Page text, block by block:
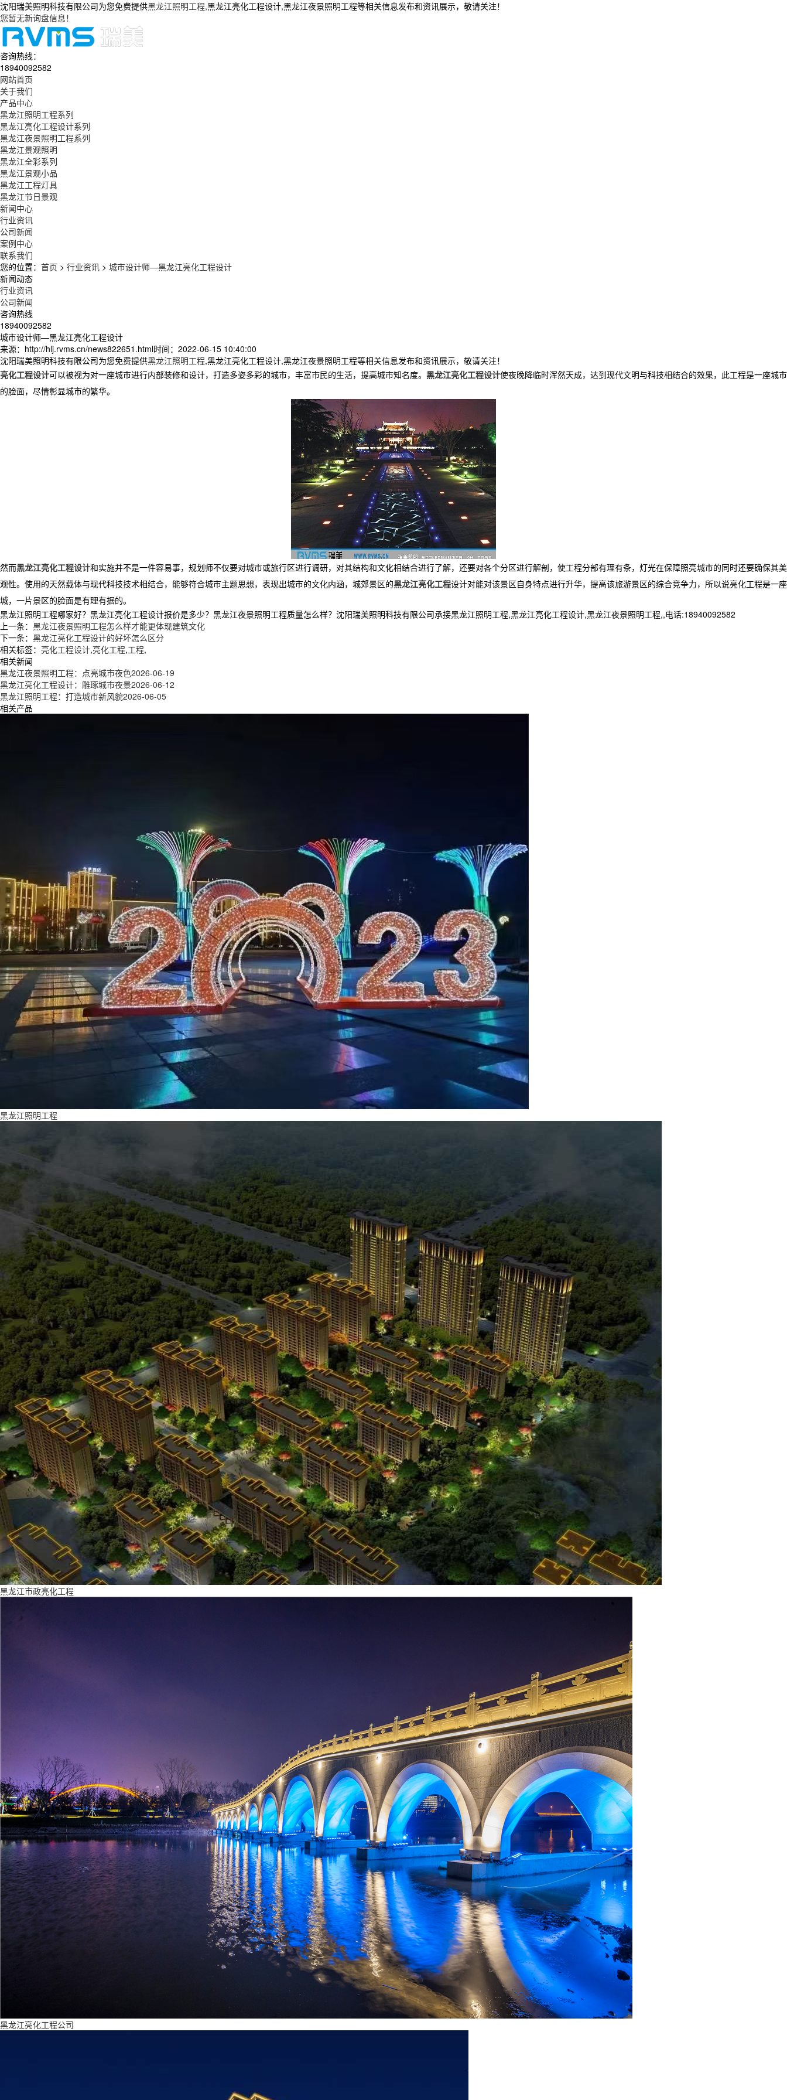
沈阳瑞美照明科技有限公司为您免费提供黑龙江照明工程,黑龙江亮化工程设计,黑龙江夜景照明工程等相关信息发布和资讯展示，敬请关注！
您暂无新询盘信息！
咨询热线：
18940092582
网站首页
关于我们
产品中心
黑龙江照明工程系列
黑龙江亮化工程设计系列
黑龙江夜景照明工程系列
黑龙江景观照明
黑龙江全彩系列
黑龙江景观小品
黑龙江工程灯具
黑龙江节日景观
新闻中心
行业资讯
公司新闻
案例中心
联系我们
您的位置： 首页 > 行业资讯 > 城市设计师—黑龙江亮化工程设计
新闻动态
行业资讯
公司新闻
咨询热线
18940092582
城市设计师—黑龙江亮化工程设计
来源：http://hlj.rvms.cn/news822651.html时间：2022-06-15 10:40:00
沈阳瑞美照明科技有限公司为您免费提供黑龙江照明工程,黑龙江亮化工程设计,黑龙江夜景照明工程等相关信息发布和资讯展示，敬请关注！
亮化工程设计可以被视为对一座城市进行内部装修和设计，打造多姿多彩的城市，丰富市民的生活，提高城市知名度。 黑龙江亮化工程设计使夜晚降临时浑然天成，达到现代文明与科技相结合的效果，此工程是一座城市
的脸面，尽情彰显城市的繁华。
然而黑龙江亮化工程设计和实施并不是一件容易事，规划师不仅要对城市或旅行区进行调研，对其结构和文化相结合进行了解，还要对各个分区进行解剖，使工程分部有理有条，灯光在保障照亮城市的同时还要确保其美
观性。使用的天然载体与现代科技技术相结合，能够符合城市主题思想，表现出城市的文化内涵，城郊景区的黑龙江亮化工程设计对能对该景区自身特点进行升华，提高该旅游景区的综合竞争力，所以说亮化工程是一座
城，一片景区的脸面是有理有据的。
黑龙江照明工程哪家好？黑龙江亮化工程设计报价是多少？黑龙江夜景照明工程质量怎么样？沈阳瑞美照明科技有限公司承接黑龙江照明工程,黑龙江亮化工程设计,黑龙江夜景照明工程,,电话:18940092582
上一条： 黑龙江夜景照明工程怎么样才能更体现建筑文化
下一条： 黑龙江亮化工程设计的好坏怎么区分
相关标签： 亮化工程设计,亮化工程,工程,
相关新闻
黑龙江夜景照明工程：点亮城市夜色2026-06-19
黑龙江亮化工程设计：雕琢城市夜景2026-06-12
黑龙江照明工程：打造城市新风貌2026-06-05
相关产品
黑龙江照明工程
黑龙江市政亮化工程
黑龙江亮化工程公司